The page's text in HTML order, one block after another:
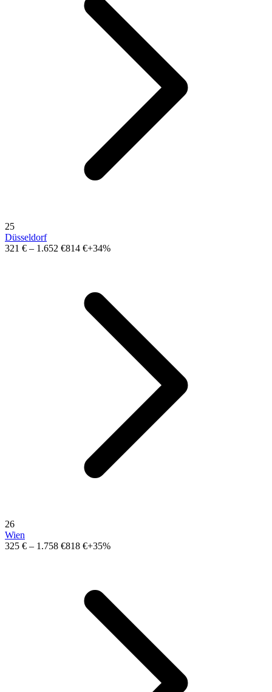
25
Düsseldorf
321 € – 1.652 €814 €+34%
26
Wien
325 € – 1.758 €818 €+35%